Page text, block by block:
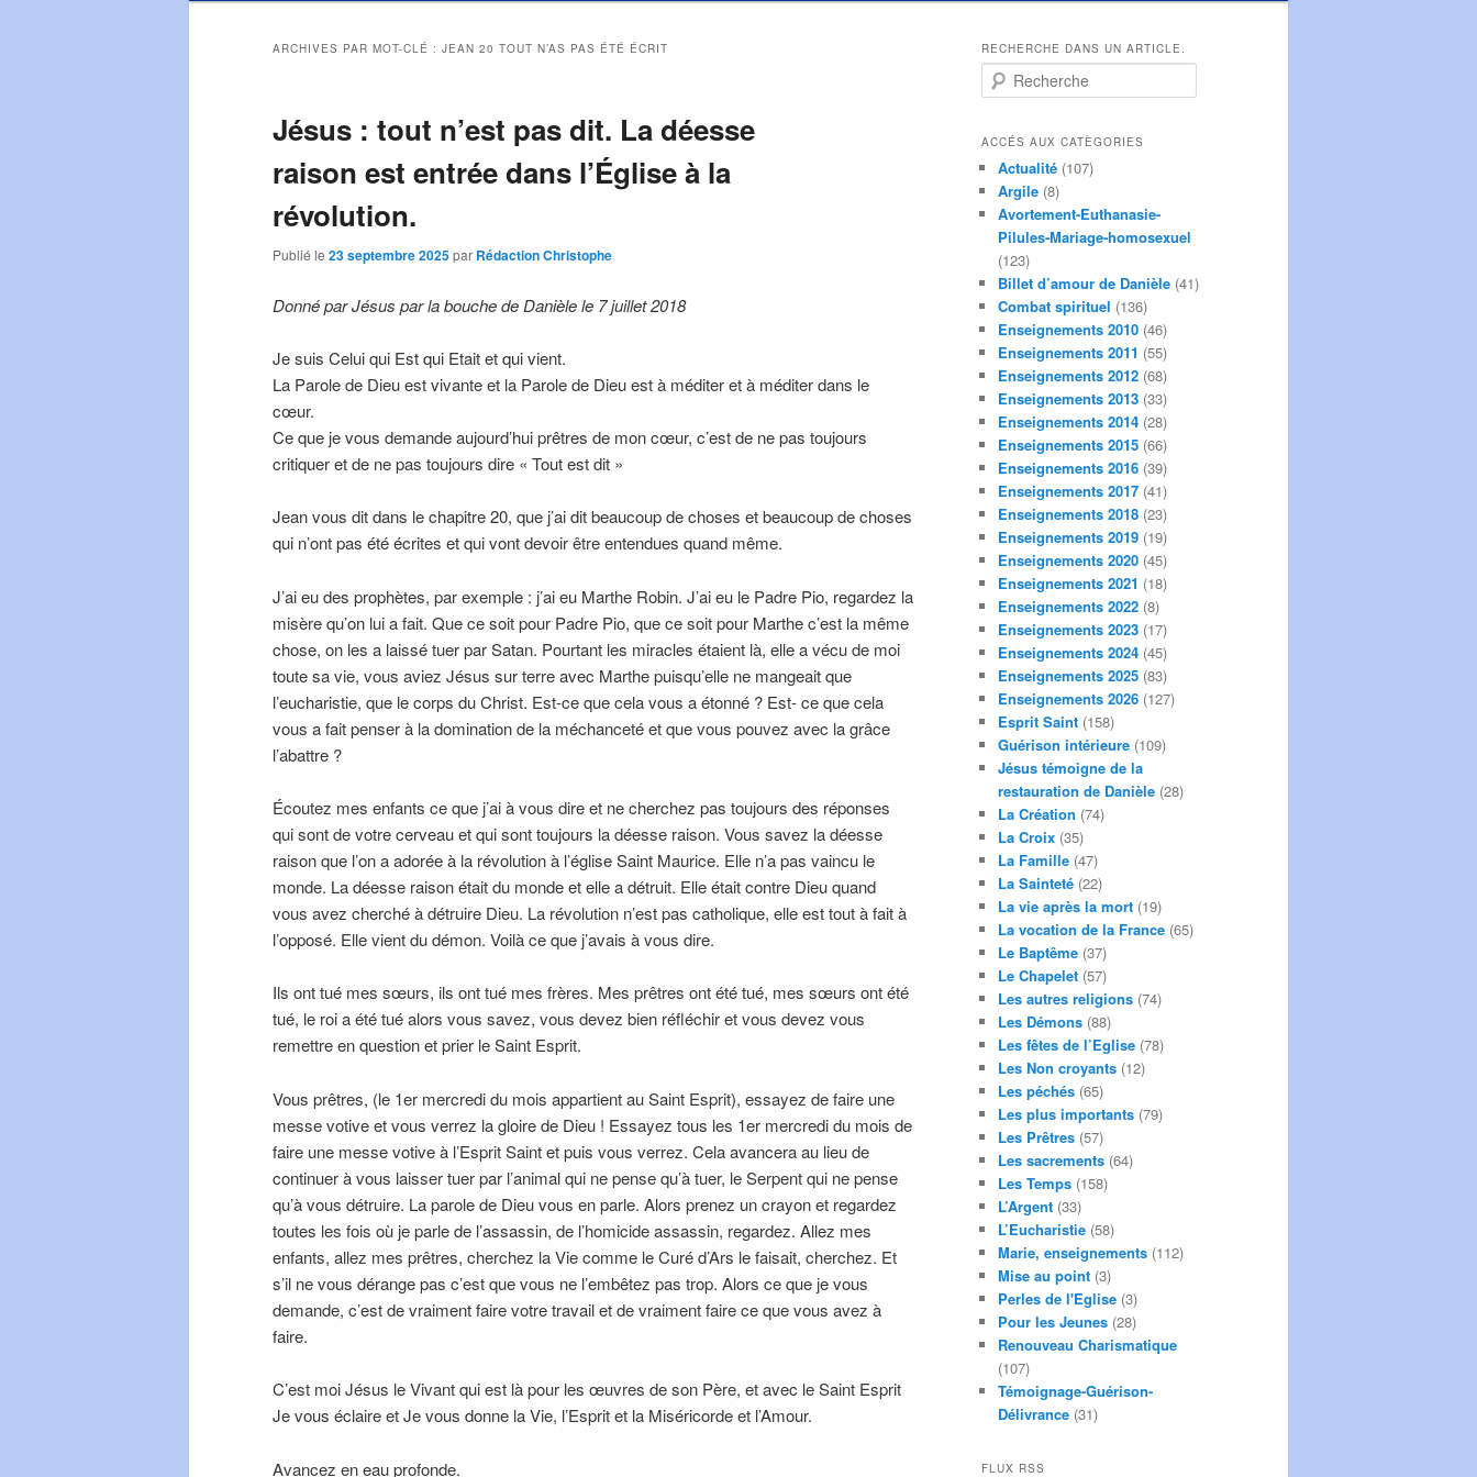
ARCHIVES PAR MOT-CLÉ : JEAN 20 TOUT N’AS PAS ÉTÉ ÉCRIT
Jésus : tout n’est pas dit. La déesse
raison est entrée dans l’Église à la
révolution.
Publié le 23 septembre 2025par Rédaction Christophe
Donné par Jésus par la bouche de Danièle le 7 juillet 2018
Je suis Celui qui Est qui Etait et qui vient.
La Parole de Dieu est vivante et la Parole de Dieu est à méditer et à méditer dans le
cœur.
Ce que je vous demande aujourd’hui prêtres de mon cœur, c’est de ne pas toujours
critiquer et de ne pas toujours dire « Tout est dit »
Jean vous dit dans le chapitre 20, que j’ai dit beaucoup de choses et beaucoup de choses
qui n’ont pas été écrites et qui vont devoir être entendues quand même.
J’ai eu des prophètes, par exemple : j’ai eu Marthe Robin. J’ai eu le Padre Pio, regardez la
misère qu’on lui a fait. Que ce soit pour Padre Pio, que ce soit pour Marthe c’est la même
chose, on les a laissé tuer par Satan. Pourtant les miracles étaient là, elle a vécu de moi
toute sa vie, vous aviez Jésus sur terre avec Marthe puisqu’elle ne mangeait que
l’eucharistie, que le corps du Christ. Est-ce que cela vous a étonné ? Est- ce que cela
vous a fait penser à la domination de la méchanceté et que vous pouvez avec la grâce
l’abattre ?
Écoutez mes enfants ce que j’ai à vous dire et ne cherchez pas toujours des réponses
qui sont de votre cerveau et qui sont toujours la déesse raison. Vous savez la déesse
raison que l’on a adorée à la révolution à l’église Saint Maurice. Elle n’a pas vaincu le
monde. La déesse raison était du monde et elle a détruit. Elle était contre Dieu quand
vous avez cherché à détruire Dieu. La révolution n’est pas catholique, elle est tout à fait à
l’opposé. Elle vient du démon. Voilà ce que j’avais à vous dire.
Ils ont tué mes sœurs, ils ont tué mes frères. Mes prêtres ont été tué, mes sœurs ont été
tué, le roi a été tué alors vous savez, vous devez bien réfléchir et vous devez vous
remettre en question et prier le Saint Esprit.
Vous prêtres, (le 1er mercredi du mois appartient au Saint Esprit), essayez de faire une
messe votive et vous verrez la gloire de Dieu ! Essayez tous les 1er mercredi du mois de
faire une messe votive à l’Esprit Saint et puis vous verrez. Cela avancera au lieu de
continuer à vous laisser tuer par l’animal qui ne pense qu’à tuer, le Serpent qui ne pense
qu’à vous détruire. La parole de Dieu vous en parle. Alors prenez un crayon et regardez
toutes les fois où je parle de l’assassin, de l’homicide assassin, regardez. Allez mes
enfants, allez mes prêtres, cherchez la Vie comme le Curé d’Ars le faisait, cherchez. Et
s’il ne vous dérange pas c’est que vous ne l’embêtez pas trop. Alors ce que je vous
demande, c’est de vraiment faire votre travail et de vraiment faire ce que vous avez à
faire.
C’est moi Jésus le Vivant qui est là pour les œuvres de son Père, et avec le Saint Esprit
Je vous éclaire et Je vous donne la Vie, l’Esprit et la Miséricorde et l’Amour.
Avancez en eau profonde.
RECHERCHE DANS UN ARTICLE.
e
h
c
h
ACCÉS AUX CATÈGORIES
Actualité (107)
Argile (8)
Avortement-Euthanasie-
Pilules-Mariage-homosexuel
(123)
Billet d’amour de Danièle (41)
Combat spirituel (136)
Enseignements 2010 (46)
Enseignements 2011 (55)
Enseignements 2012 (68)
Enseignements 2013 (33)
Enseignements 2014 (28)
Enseignements 2015 (66)
Enseignements 2016 (39)
Enseignements 2017 (41)
Enseignements 2018 (23)
Enseignements 2019 (19)
Enseignements 2020 (45)
Enseignements 2021 (18)
Enseignements 2022 (8)
Enseignements 2023 (17)
Enseignements 2024 (45)
Enseignements 2025 (83)
Enseignements 2026 (127)
Esprit Saint (158)
Guérison intérieure (109)
Jésus témoigne de la
restauration de Danièle (28)
La Création (74)
La Croix (35)
La Famille (47)
La Sainteté (22)
La vie après la mort (19)
La vocation de la France (65)
Le Baptême (37)
Le Chapelet (57)
Les autres religions (74)
Les Démons (88)
Les fêtes de l’Eglise (78)
Les Non croyants (12)
Les péchés (65)
Les plus importants (79)
Les Prêtres (57)
Les sacrements (64)
Les Temps (158)
L’Argent (33)
L’Eucharistie (58)
Marie, enseignements (112)
Mise au point (3)
Perles de l'Eglise (3)
Pour les Jeunes (28)
Renouveau Charismatique
(107)
Témoignage-Guérison-
Délivrance (31)
FLUX RSS